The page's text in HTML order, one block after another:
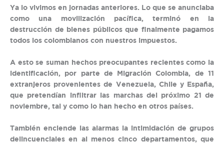
Ya lo vivimos en jornadas anteriores. Lo que se anunciaba
como una movilización pacífica, terminó en la
destrucción de bienes públicos que finalmente pagamos
todos los colombianos con nuestros impuestos.
A esto se suman hechos preocupantes recientes como la
identificación, por parte de Migración Colombia, de 11
extranjeros provenientes de Venezuela, Chile y España,
que pretendían infiltrar las marchas del próximo 21 de
noviembre, tal y como lo han hecho en otros países.
También enciende las alarmas la intimidación de grupos
delincuenciales en al menos cinco departamentos, que